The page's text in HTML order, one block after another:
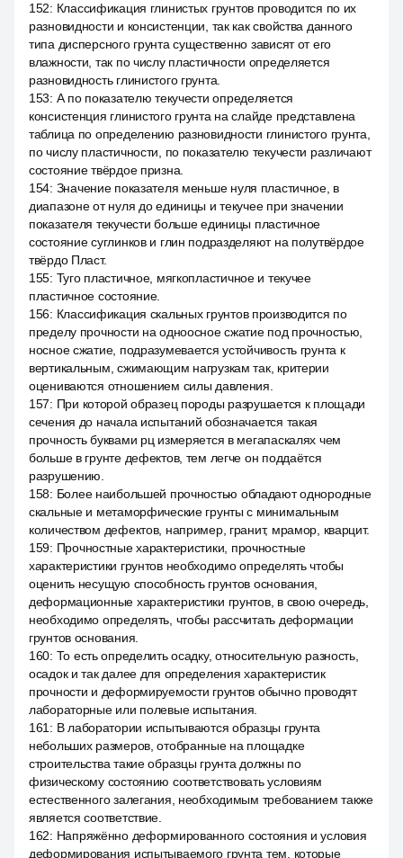
152: Классификация глинистых грунтов проводится по их
разновидности и консистенции, так как свойства данного
типа дисперсного грунта существенно зависят от его
влажности, так по числу пластичности определяется
разновидность глинистого грунта.
153: А по показателю текучести определяется
консистенция глинистого грунта на слайде представлена
таблица по определению разновидности глинистого грунта,
по числу пластичности, по показателю текучести различают
состояние твёрдое призна.
154: Значение показателя меньше нуля пластичное, в
диапазоне от нуля до единицы и текучее при значении
показателя текучести больше единицы пластичное
состояние суглинков и глин подразделяют на полутвёрдое
твёрдо Пласт.
155: Туго пластичное, мягкопластичное и текучее
пластичное состояние.
156: Классификация скальных грунтов производится по
пределу прочности на одноосное сжатие под прочностью,
носное сжатие, подразумевается устойчивость грунта к
вертикальным, сжимающим нагрузкам так, критерии
оцениваются отношением силы давления.
157: При которой образец породы разрушается к площади
сечения до начала испытаний обозначается такая
прочность буквами рц измеряется в мегапаскалях чем
больше в грунте дефектов, тем легче он поддаётся
разрушению.
158: Более наибольшей прочностью обладают однородные
скальные и метаморфические грунты с минимальным
количеством дефектов, например, гранит, мрамор, кварцит.
159: Прочностные характеристики, прочностные
характеристики грунтов необходимо определять чтобы
оценить несущую способность грунтов основания,
деформационные характеристики грунтов, в свою очередь,
необходимо определять, чтобы рассчитать деформации
грунтов основания.
160: То есть определить осадку, относительную разность,
осадок и так далее для определения характеристик
прочности и деформируемости грунтов обычно проводят
лабораторные или полевые испытания.
161 : В лаборатории испытываются образцы грунта
небольших размеров, отобранные на площадке
строительства такие образцы грунта должны по
физическому состоянию соответствовать условиям
естественного залегания, необходимым требованием также
является соответствие.
162: Напряжённо деформированного состояния и условия
деформирования испытываемого грунта тем, которые